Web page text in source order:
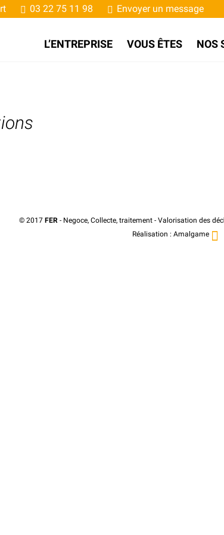
03 22 75 11 98 Envoyer un message
L’ENTREPRISE VOUS ÊTES NOS
© 2017 FER - Negoce, Collecte, traitement - Valorisation des
Réalisation : Amalgame